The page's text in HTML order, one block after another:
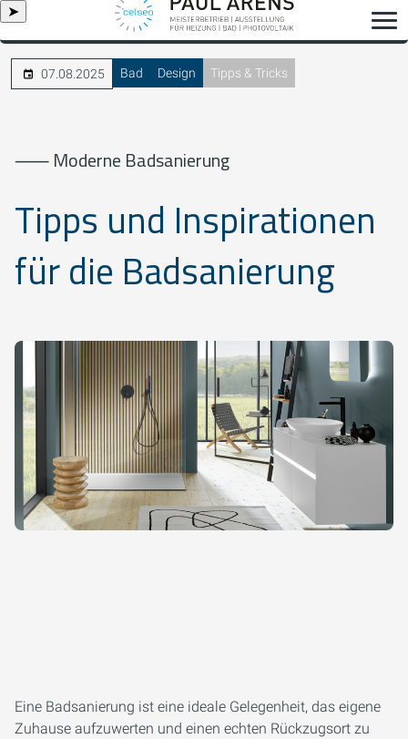
➤
07.08.2025 Bad Design Tipps & Tricks
⸺ Moderne Badsanierung
Tipps und Inspirationen
für die Badsanierung
Eine Badsanierung ist eine ideale Gelegenheit, das eigene
Zuhause aufzuwerten und einen echten Rückzugsort zu